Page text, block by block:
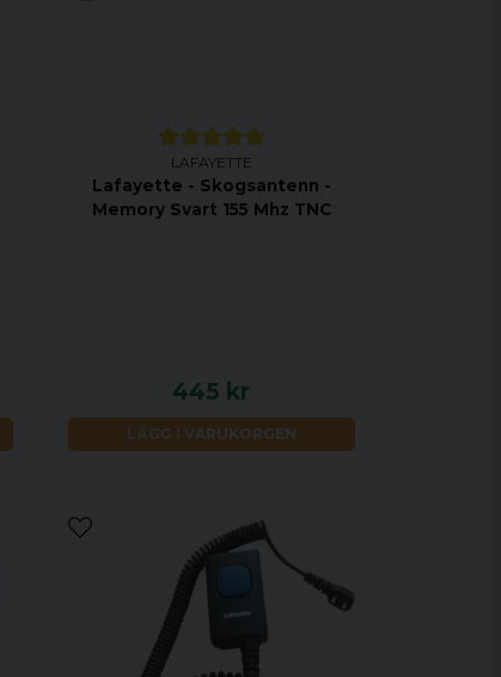
LAFAYETTE
Lafayette - Skogsantenn -
Memory Svart 155 Mhz TNC
445 kr
LÄGG I VARUKORGEN